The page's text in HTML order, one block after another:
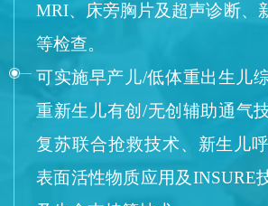
MRI、床旁胸片及超声诊断、
等检查。
可实施早产儿/低体重出生儿
重新生儿有创/无创辅助通气
复苏联合抢救技术、新生儿
表面活性物质应用及INSURE